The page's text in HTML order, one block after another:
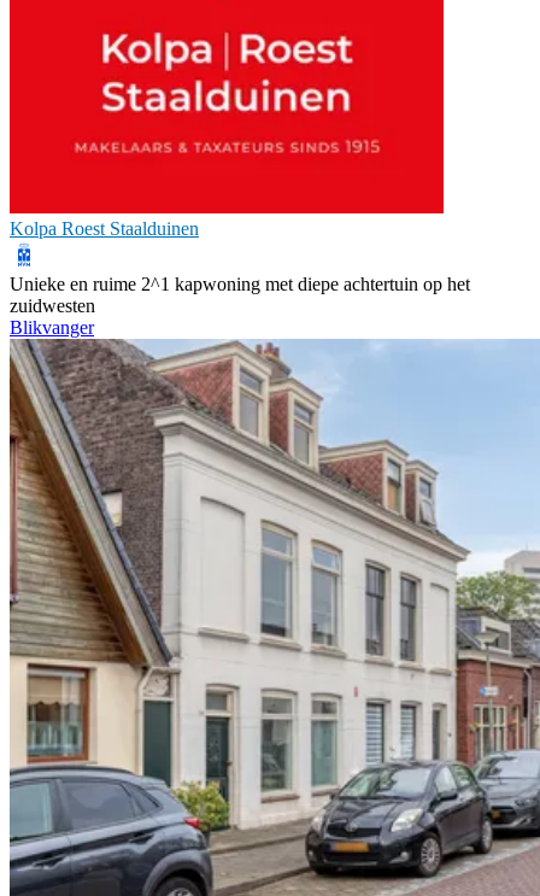
Kolpa Roest Staalduinen
Unieke en ruime 2^1 kapwoning met diepe achtertuin op het
zuidwesten
Blikvanger